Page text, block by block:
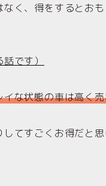
く、得をするとお
です）
な状態の車は高く
てすごくお得だと